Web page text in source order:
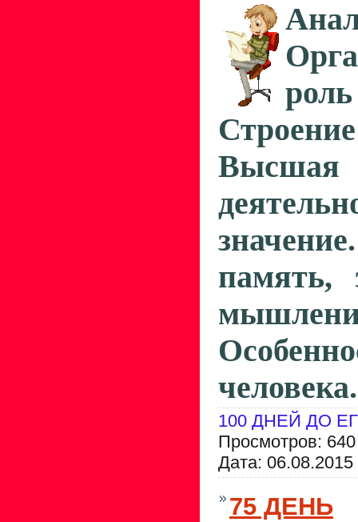
память,
человека.
100 ДНЕЙ ДО
Просмотров:
Дата: 06.08.2015
75 ДЕНЬ